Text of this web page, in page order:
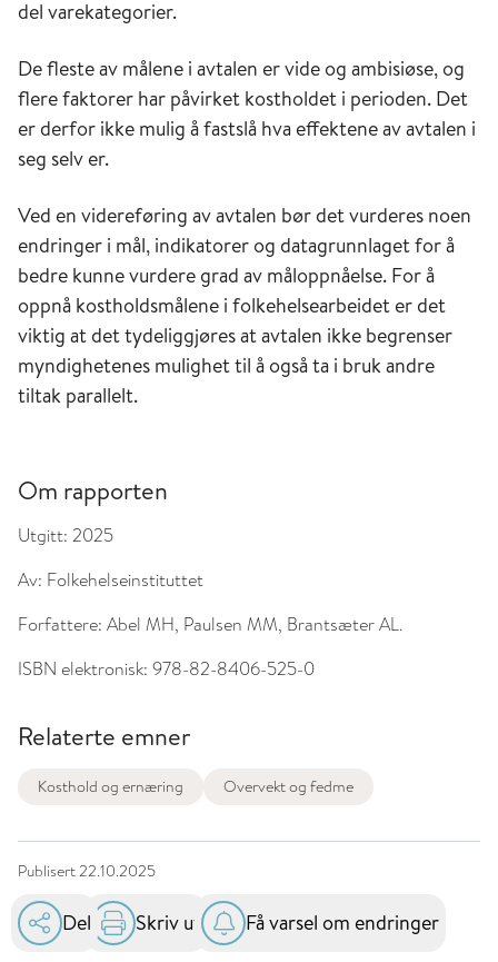
del varekategorier.
De fleste av målene i avtalen er vide og ambisiøse, og
flere faktorer har påvirket kostholdet i perioden. Det
er derfor ikke mulig å fastslå hva effektene av avtalen i
seg selv er.
Ved en videreføring av avtalen bør det vurderes noen
endringer i mål, indikatorer og datagrunnlaget for å
bedre kunne vurdere grad av måloppnåelse. For å
oppnå kostholdsmålene i folkehelsearbeidet er det
viktig at det tydeliggjøres at avtalen ikke begrenser
myndighetenes mulighet til å også ta i bruk andre
tiltak parallelt.
Om rapporten
Utgitt: 2025
Av: Folkehelseinstituttet
Forfattere: Abel MH, Paulsen MM, Brantsæter AL.
ISBN elektronisk: 978-82-8406-525-0
Relaterte emner
Kosthold og ernæring Overvekt og fedme
Publisert22.10.2025
Del Skriv ut Få varsel om endringer